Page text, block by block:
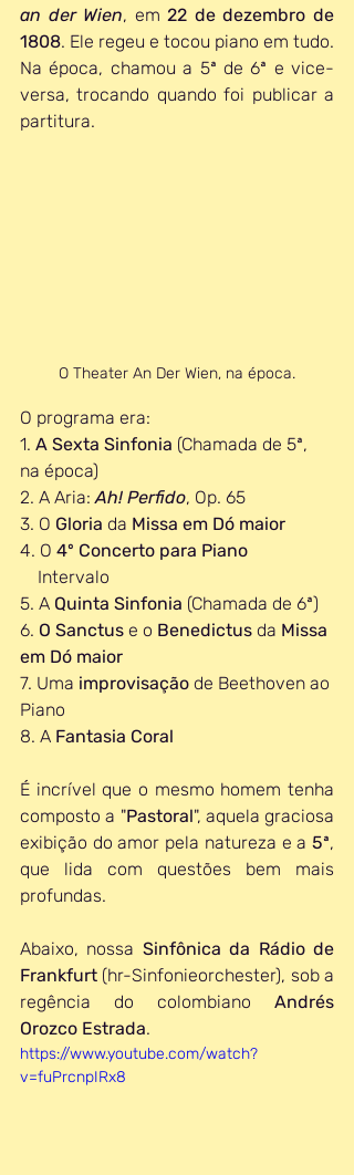
an der Wien, em 22 de dezembro de
1808. Ele regeu e tocou piano em tudo.
Na época, chamou a 5ª de 6ª e vice-
versa, trocando quando foi publicar a
partitura.
O Theater An Der Wien, na época.
O programa era:
1. A Sexta Sinfonia (Chamada de 5ª,
na época)
2. A Aria: Ah! Perfido, Op. 65
3. O Gloria da Missa em Dó maior
4. O 4º Concerto para Piano
    Intervalo
5. A Quinta Sinfonia (Chamada de 6ª)
6. O Sanctus e o Benedictus da Missa
em Dó maior
7. Uma improvisação de Beethoven ao
Piano
8. A Fantasia Coral
É incrível que o mesmo homem tenha
composto a "Pastoral", aquela graciosa
exibição do amor pela natureza e a 5ª,
que lida com questões bem mais
profundas.
Abaixo, nossa Sinfônica da Rádio de
Frankfurt (hr-Sinfonieorchester), sob a
regência do colombiano Andrés
Orozco Estrada.
https://www.youtube.com/watch?
v=fuPrcnpIRx8